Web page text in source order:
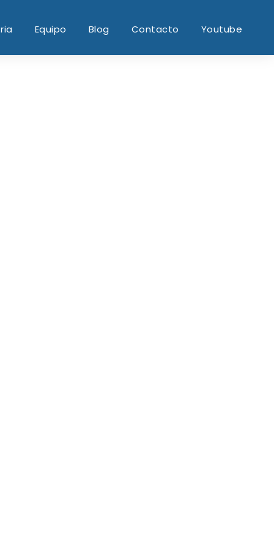
Equipo Blog Contacto Youtube